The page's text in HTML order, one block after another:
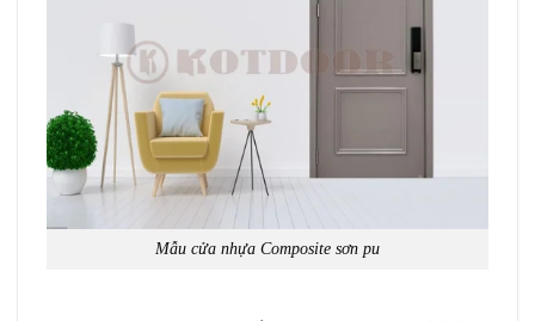
Mẫu cửa nhựa Composite sơn pu